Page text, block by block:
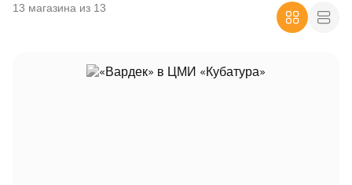
13 магазина из 13